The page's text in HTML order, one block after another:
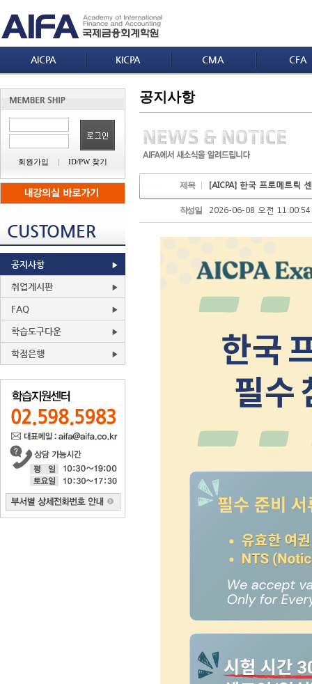
AICPA KICPA CMA CFA
회원가입 | ID/PW 찾기
CUSTOMER
공지사항
취업게시판
FAQ
학습도구다운
학점은행
공지사항
제목 [AICPA] 한국 프로메트릭
작성일 2026-06-08 오전 11:00:54